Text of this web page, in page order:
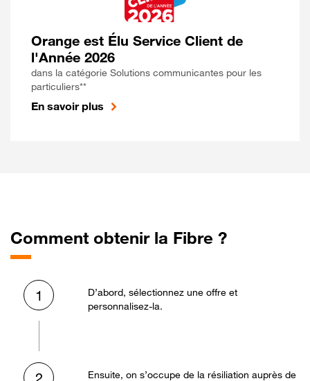
Orange est Élu Service Client de
l'Année 2026
dans la catégorie Solutions communicantes pour les
particuliers**
En savoir plus
Comment obtenir la Fibre ?
1
D’abord, sélectionnez une offre et
personnalisez-la.
Ensuite, on s’occupe de la résiliation auprès de